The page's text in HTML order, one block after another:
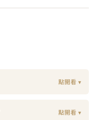
點開看 ▾
點開看 ▾